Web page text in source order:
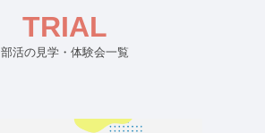
TRIAL
部活の見学・体験会一覧